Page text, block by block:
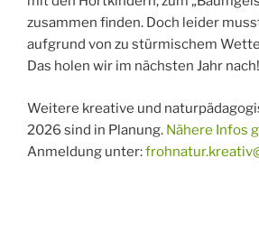
zusammen finden. Doch leider
aufgrund von zu stürmischem
Das holen wir im nächsten Jahr nach!
Weitere kreative und
2026 sind in Planung. Nähere Infos
Anmeldung unter: